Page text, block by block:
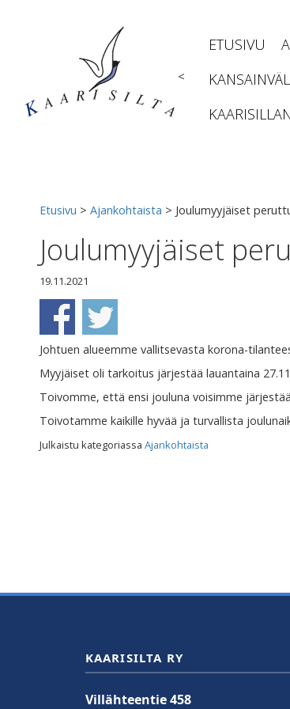
<
ETUSIVU
Etusivu > Ajankohtaista > Joulumyyjäiset
Joulumyyjäiset
19.11.2021
Johtuen alueemme vallitsevasta korona-
Myyjäiset oli tarkoitus järjestää lauantaina
Toivomme, että ensi jouluna voisimme
Toivotamme kaikille hyvää ja turvallista
Julkaistu kategoriassa Ajankohtaista
KAARISILTA RY
Villähteentie 458